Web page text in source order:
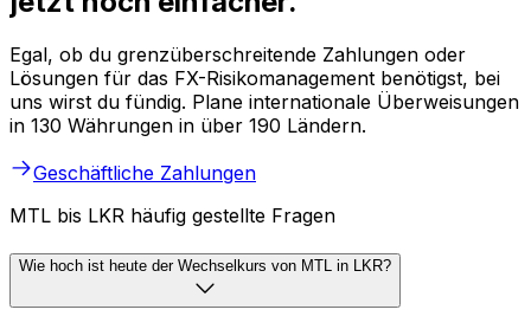
Egal, ob du grenzüberschreitende Zahlungen oder
Lösungen für das FX-Risikomanagement benötigst, bei
uns wirst du fündig. Plane internationale Überweisungen
in 130 Währungen in über 190 Ländern.
Geschäftliche Zahlungen
MTL bis LKR häufig gestellte Fragen
Wie hoch ist heute der Wechselkurs von MTL in LKR?